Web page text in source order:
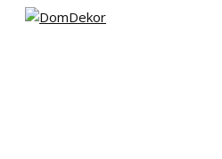
Перейти